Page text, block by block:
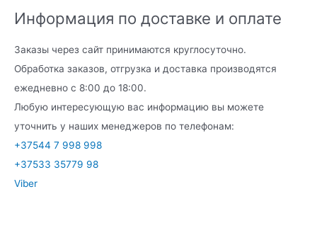
Информация по доставке и оплате
Заказы через сайт принимаются круглосуточно.
Обработка заказов, отгрузка и доставка производятся
ежедневно с 8:00 до 18:00.
Любую интересующую вас информацию вы можете
уточнить у наших менеджеров по телефонам:
+37544 7 998 998
+37533 35779 98
Viber